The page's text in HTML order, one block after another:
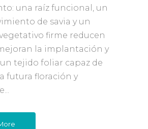
una raíz funcional, un
de savia y un
firme reducen
la implantación y
tejido foliar capaz de
futura floración y